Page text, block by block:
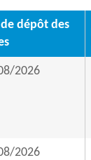
dépôt des
2026
2026